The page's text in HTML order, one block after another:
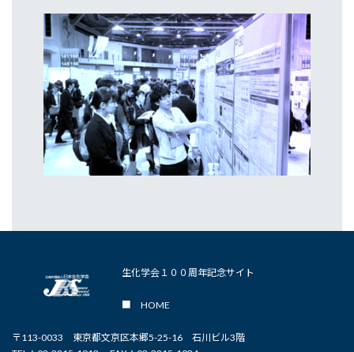
生化学会１００周年記念サイト
■HOME
〒113-0033 東京都文京区本郷5-25-16 石川ビル3階